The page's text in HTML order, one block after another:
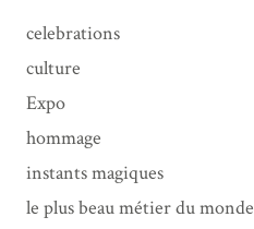
celebrations
culture
Expo
hommage
instants magiques
le plus beau métier du monde